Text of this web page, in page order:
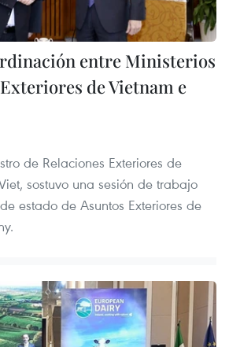
entre Ministerios
de Vietnam e
de Relaciones Exteriores de
sostuvo una sesión de trabajo
estado de Asuntos Exteriores de